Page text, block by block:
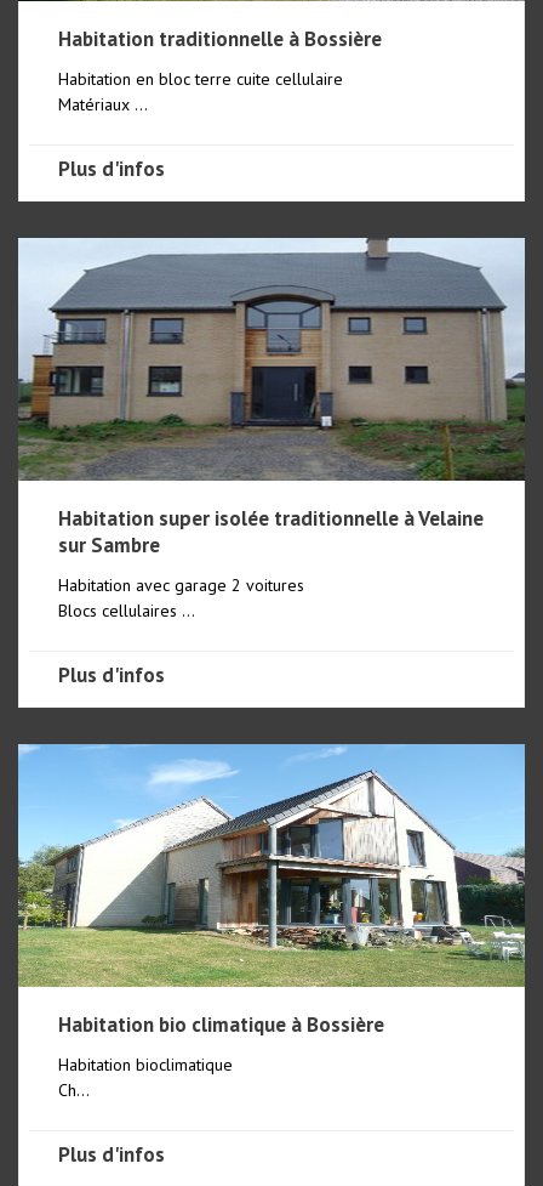
Habitation traditionnelle à Bossière
Habitation en bloc terre cuite cellulaire
Matériaux ...
Plus d'infos
Habitation super isolée traditionnelle à Velaine
sur Sambre
Habitation avec garage 2 voitures
Blocs cellulaires ...
Plus d'infos
Habitation bio climatique à Bossière
Habitation bioclimatique
Ch...
Plus d'infos